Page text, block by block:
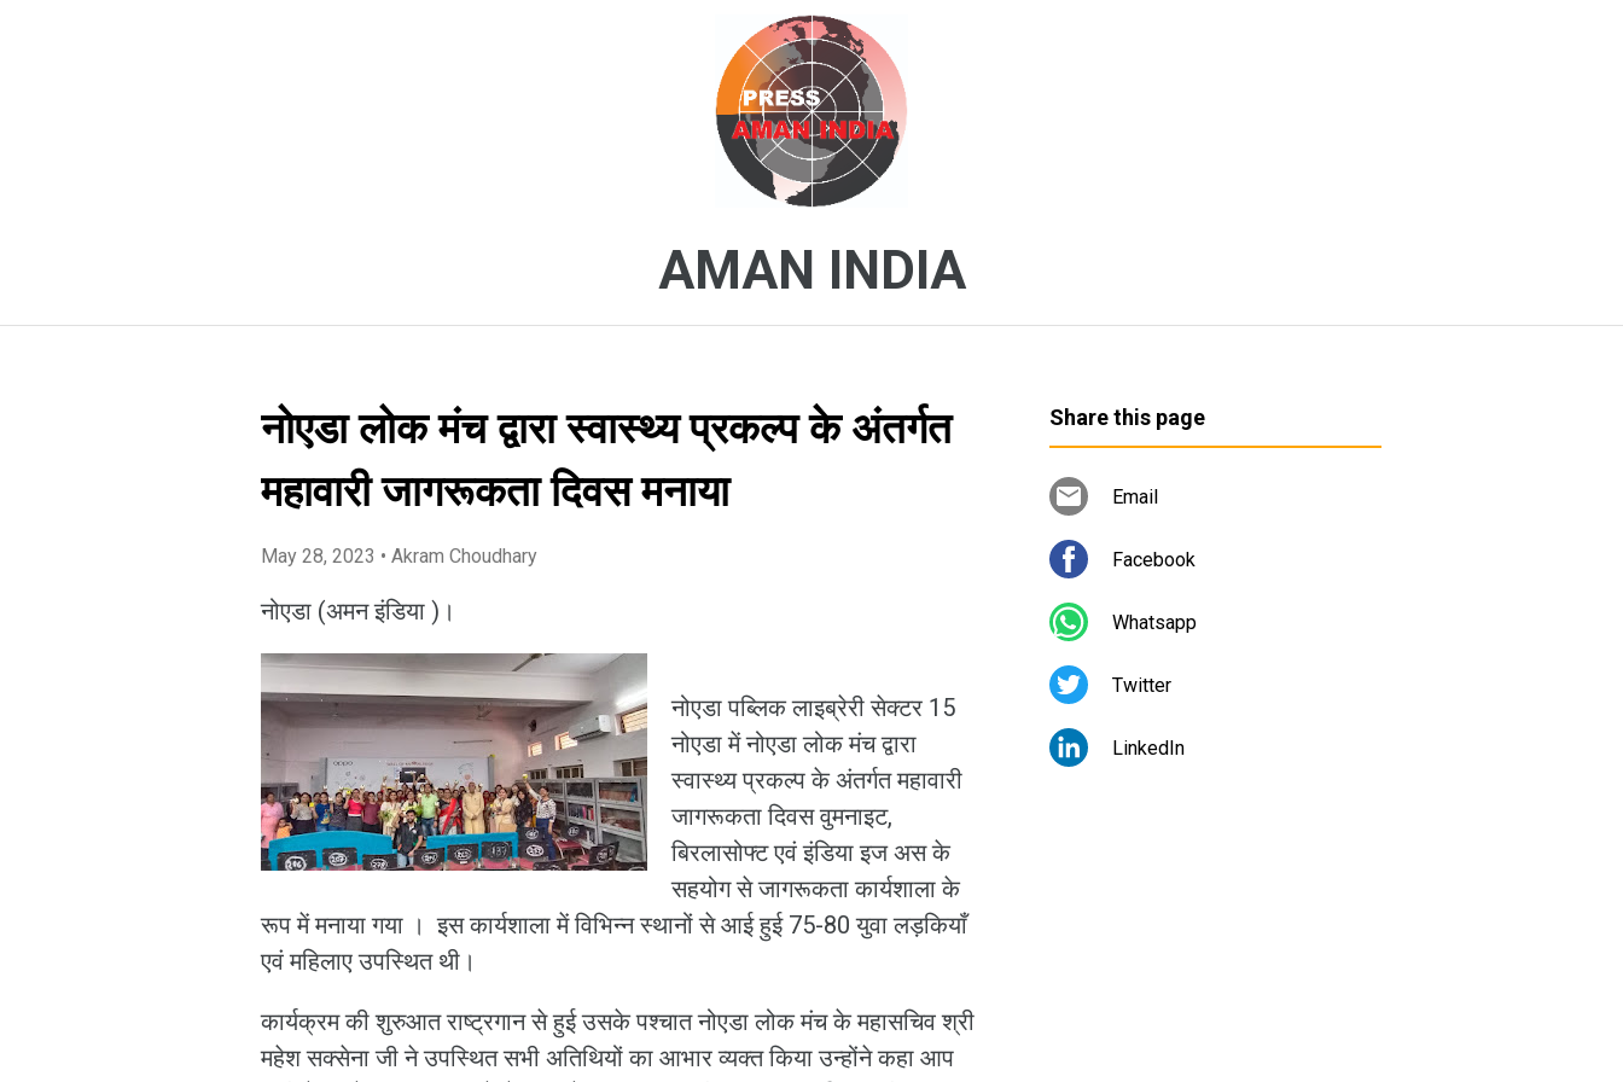
AMAN INDIA
नोएडा लोक मंच द्वारा स्वास्थ्य प्रकल्प के अंतर्गत
महावारी जागरूकता दिवस मनाया
May 28, 2023 • Akram Choudhary
नोएडा (अमन इंडिया )।
नोएडा पब्लिक लाइब्रेरी सेक्टर 15
नोएडा में नोएडा लोक मंच द्वारा
स्वास्थ्य प्रकल्प के अंतर्गत महावारी
जागरूकता दिवस वुमनाइट,
बिरलासोफ्ट एवं इंडिया इज अस के
सहयोग से जागरूकता कार्यशाला के
रूप में मनाया गया । इस कार्यशाला में विभिन्न स्थानों से आई हुई 75-80 युवा लड़कियाँ
एवं महिलाए उपस्थित थी।
कार्यक्रम की शुरुआत राष्ट्रगान से हुई उसके पश्चात नोएडा लोक मंच के महासचिव श्री
महेश सक्सेना जी ने उपस्थित सभी अतिथियों का आभार व्यक्त किया उन्होंने कहा आप
Share this page
Email
Facebook
Whatsapp
Twitter
LinkedIn